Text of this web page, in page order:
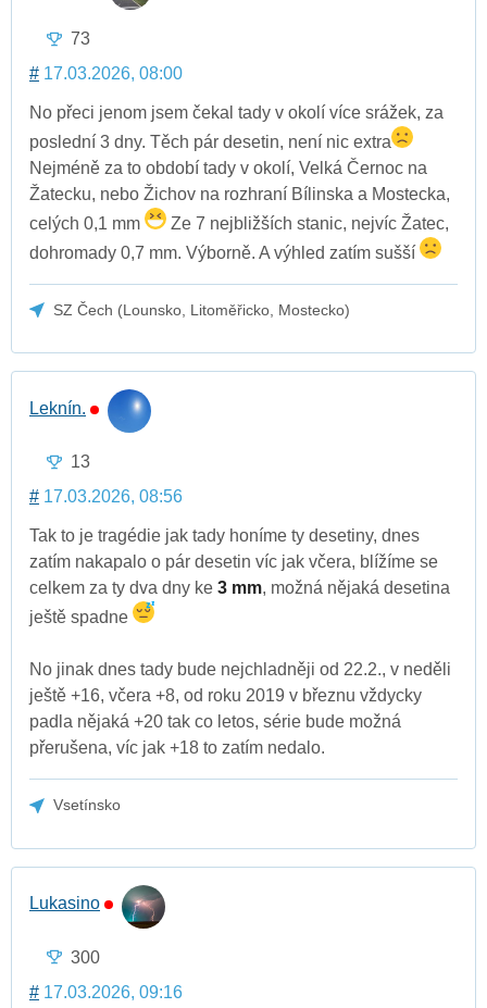
73
# 17.03.2026, 08:00
No přeci jenom jsem čekal tady v okolí více srážek, za
poslední 3 dny. Těch pár desetin, není nic extra
Nejméně za to období tady v okolí, Velká Černoc na
Žatecku, nebo Žichov na rozhraní Bílinska a Mostecka,
celých 0,1 mm
Ze 7 nejbližších stanic, nejvíc Žatec,
dohromady 0,7 mm. Výborně. A výhled zatím sušší
SZ Čech (Lounsko, Litoměřicko, Mostecko)
Leknín.
13
# 17.03.2026, 08:56
Tak to je tragédie jak tady honíme ty desetiny, dnes
zatím nakapalo o pár desetin víc jak včera, blížíme se
celkem za ty dva dny ke 3 mm, možná nějaká desetina
ještě spadne
No jinak dnes tady bude nejchladněji od 22.2., v neděli
ještě +16, včera +8, od roku 2019 v březnu vždycky
padla nějaká +20 tak co letos, série bude možná
přerušena, víc jak +18 to zatím nedalo.
Vsetínsko
Lukasino
300
# 17.03.2026, 09:16